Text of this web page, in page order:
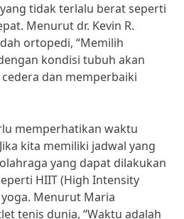
tidak terlalu berat seperti
Menurut dr. Kevin R.
ortopedi, “Memilih
kondisi tubuh akan
dan memperbaiki
memperhatikan waktu
kita memiliki jadwal yang
yang dapat dilakukan
HIIT (High Intensity
Menurut Maria
tenis dunia, “Waktu adalah